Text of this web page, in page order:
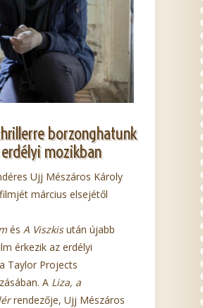
borzonghatunk
mozikban
Ujj Mészáros Károly
március elsejétől
és A Viszkisután újabb
érkezik az erdélyi
Taylor Projects
A Liza, a
rendezője, Ujj Mészáros